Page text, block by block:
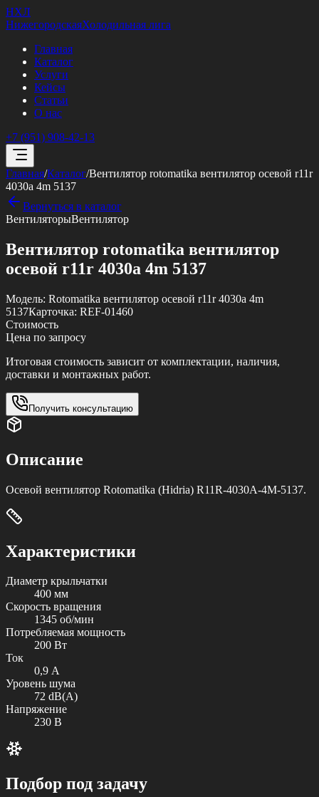
НХЛ
НижегородскаяХолодильная лига
Главная
Каталог
Услуги
Кейсы
Статьи
О нас
+7 (951) 908-42-13
Главная/Каталог/Вентилятор rotomatika вентилятор осевой r11r
4030a 4m 5137
Вернуться в каталог
ВентиляторыВентилятор
Вентилятор rotomatika вентилятор
осевой r11r 4030a 4m 5137
Модель: Rotomatika вентилятор осевой r11r 4030a 4m
5137Карточка: REF-01460
Стоимость
Цена по запросу
Итоговая стоимость зависит от комплектации, наличия,
доставки и монтажных работ.
Получить консультацию
Описание
Осевой вентилятор Rotomatika (Hidria) R11R-4030A-4М-5137.
Характеристики
Диаметр крыльчатки
400 мм
Скорость вращения
1345 об/мин
Потребляемая мощность
200 Вт
Ток
0,9 А
Уровень шума
72 dB(A)
Напряжение
230 В
Подбор под задачу